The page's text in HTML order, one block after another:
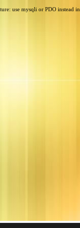
use mysqli or PDO instead in